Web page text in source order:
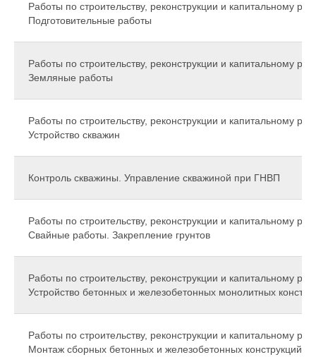
Работы по строительству, реконструкции и капитальному
Подготовительные работы
Работы по строительству, реконструкции и капитальному
Земляные работы
Работы по строительству, реконструкции и капитальному
Устройство скважин
Контроль скважины. Управление скважиной при ГНВП
Работы по строительству, реконструкции и капитальному
Свайные работы. Закрепление грунтов
Работы по строительству, реконструкции и капитальному
Устройство бетонных и железобетонных монолитных
Работы по строительству, реконструкции и капитальному
Монтаж сборных бетонных и железобетонных конструкций